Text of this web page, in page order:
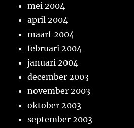
mei 2004
april 2004
maart 2004
februari 2004
januari 2004
december 2003
november 2003
oktober 2003
september 2003